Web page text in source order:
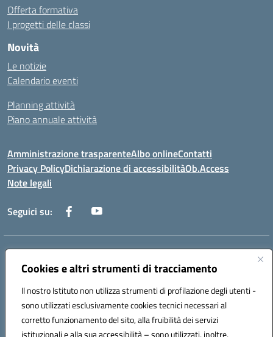
Cookies e altri strumenti di tracciamento
Il nostro Istituto non utilizza strumenti di profilazione degli utenti -
sono utilizzati esclusivamente cookies tecnici necessari al
corretto funzionamento del sito, alla fruibilità dei servizi
istituzionali e alla sua accessibilità – sono utilizzati, inoltre,
Offerta formativa
I progetti delle classi
Novità
Le notizie
Calendario eventi
Planning attività
Piano annuale attività
Amministrazione trasparenteAlbo onlineContatti
Privacy PolicyDichiarazione di accessibilitàOb.Access
Note legali
Seguici su:
Indirizzo:
Centralino:0733/815931 - 0733/784180
Posta elettronica certificata (PEC):MCIS00200P@pec.istruzione.it
Codice fiscale: 80006860433
Codice meccanografico: MCIS00200P